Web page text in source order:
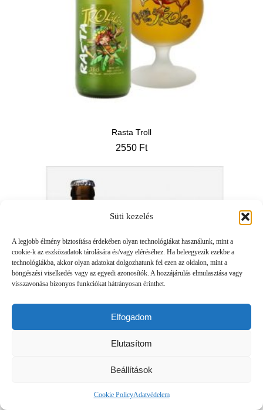
Süti kezelés
A legjobb élmény biztosítása érdekében olyan technológiákat használunk, mint a
cookie-k az eszközadatok tárolására és/vagy eléréséhez. Ha beleegyezik ezekbe a
technológiákba, akkor olyan adatokat dolgozhatunk fel ezen az oldalon, mint a
böngészési viselkedés vagy az egyedi azonosítók. A hozzájárulás elmulasztása vagy
visszavonása bizonyos funkciókat hátrányosan érinthet.
Elfogadom
Elutasítom
Beállítások
Cookie PolicyAdatvédelem
Rasta Troll
2550 Ft